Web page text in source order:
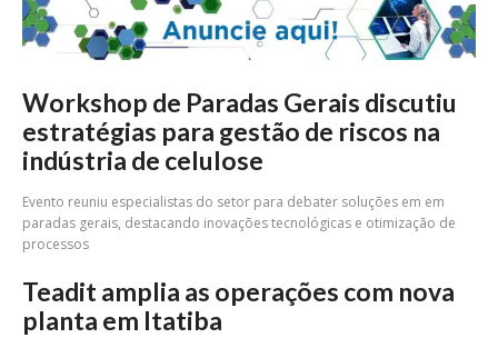
Workshop de Paradas Gerais discutiu
estratégias para gestão de riscos na
indústria de celulose
Evento reuniu especialistas do setor para debater soluções em em
paradas gerais, destacando inovações tecnológicas e otimização de
processos
Teadit amplia as operações com nova
planta em Itatiba